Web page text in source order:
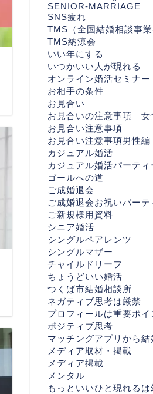
SENIOR-MARRIAGE
SNS疲れ
TMS（全国結婚相談事業
TMS納涼会
いい年にする
いつかいい人が現れる
オンライン婚活セミナー
お相手の条件
お見合い
お見合いの注意事項 女
お見合い注意事項
お見合い注意事項男性編
カジュアル婚活
カジュアル婚活パーティ
ゴールへの道
ご成婚退会
ご成婚退会お祝いパーテ
ご新規様用資料
シニア婚活
シングルペアレンツ
シングルマザー
チャイルドリーフ
ちょうどいい婚活
つくば市結婚相談所
ネガティブ思考は厳禁
プロフィールは重要ポイ
ポジティブ思考
マッチングアプリから
メディア取材・掲載
メディア掲載
メンタル
もっといいひと現れるは